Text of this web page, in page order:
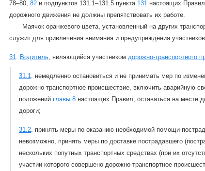
78–80, 82 и подпунктов 131.1–131.5 пункта 131 настоящих
дорожного движения не должны препятствовать их работе.
Маячок оранжевого цвета, установленный на других
служит для привлечения внимания и предупреждения
31. Водитель, являющийся участником дорожно-транспортного
31.1. немедленно остановиться и не принимать мер по
дорожно-транспортное происшествие, включить аварийную
положений главы 8 настоящих Правил, оставаться на месте
дороги;
31.2. принять меры по оказанию необходимой помощи
невозможно, принять меры по доставке пострадавшего
нескольких попутных транспортных средствах (при их
участии которого совершено дорожно-транспортное